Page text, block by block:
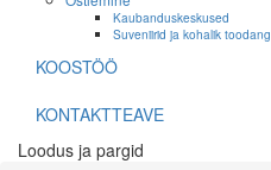
Kaubanduskeskused
Suveniirid ja kohalik toodang
KOOSTÖÖ
KONTAKTTEAVE
Loodus ja pargid